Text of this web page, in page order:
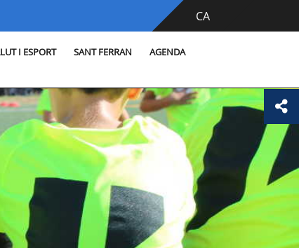
CA
I ESPORT SANT FERRAN AGENDA